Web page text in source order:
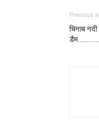
Previous
चिनाब